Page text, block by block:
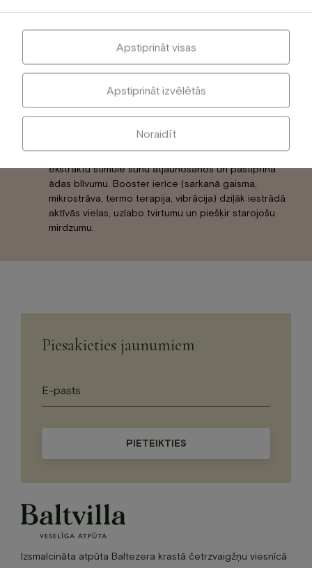
dziļa, bet relaksējoša masāža uzlabo mikrocirkulāciju,
tonizē sejas muskuļus un atjauno ādas elastību.
tūlītēju liftinga efektu.
Sejas krēma uzklāšana ar Booster ierīci –
Longevity krēms ar NAD+ aktivatoru un Lapacho
ekstraktu stimulē šūnu atjaunošanos un pastiprina
ādas blīvumu. Booster ierīce (sarkanā gaisma,
mikrostrāva, termo terapija, vibrācija) dziļāk iestrādā
aktīvās vielas, uzlabo tvirtumu un piešķir starojošu
mirdzumu.
Piesakieties jaunumiem
Izsmalcināta atpūta Baltezera krastā četrzvaigžņu viesnīcā
Noraidīt
Apstiprināt izvēlētās
Apstiprināt visas